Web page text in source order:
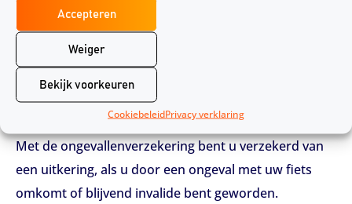
Accepteren
Weiger
Bekijk voorkeuren
CookiebeleidPrivacy verklaring
Met de verhaalsrechtsbijstand wordt u deskundig
geholpen met een juridisch conflict. Dit gaat om
bijvoorbeeld schade aan uw fiets veroorzaakt door
een ander.
Ongevallenverzekering
Met de ongevallenverzekering bent u verzekerd van
een uitkering, als u door een ongeval met uw fiets
omkomt of blijvend invalide bent geworden.